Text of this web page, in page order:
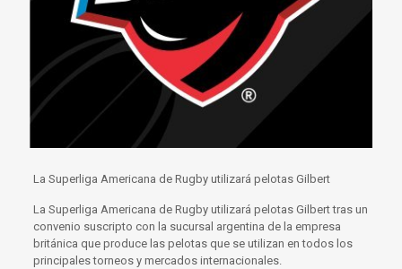
La Superliga Americana de Rugby utilizará pelotas Gilbert
La Superliga Americana de Rugby utilizará pelotas Gilbert tras un
convenio suscripto con la sucursal argentina de la empresa
británica que produce las pelotas que se utilizan en todos los
principales torneos y mercados internacionales.